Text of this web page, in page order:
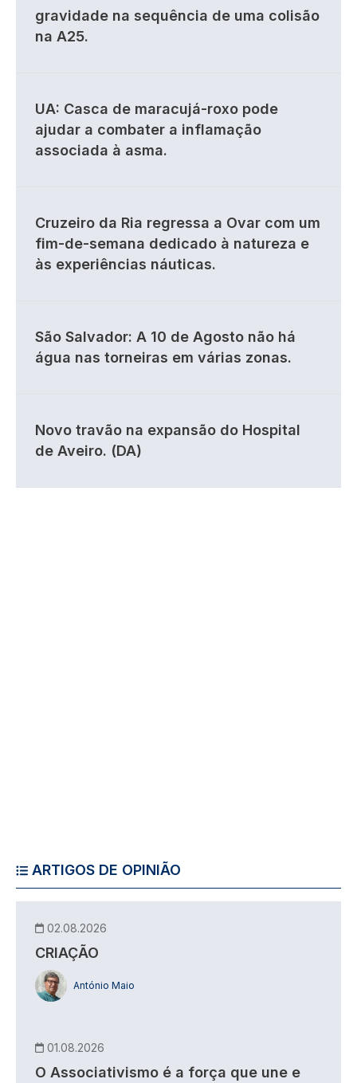
gravidade na sequência de uma colisão
na A25.
UA: Casca de maracujá-roxo pode
ajudar a combater a inflamação
associada à asma.
Cruzeiro da Ria regressa a Ovar com um
fim-de-semana dedicado à natureza e
às experiências náuticas.
São Salvador: A 10 de Agosto não há
água nas torneiras em várias zonas.
Novo travão na expansão do Hospital
de Aveiro. (DA)
ARTIGOS DE OPINIÃO
02.08.2026
CRIAÇÃO
António Maio
01.08.2026
O Associativismo é a força que une e